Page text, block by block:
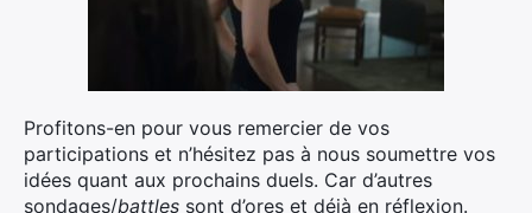
Profitons-en pour vous remercier de vos
participations et n’hésitez pas à nous soumettre vos
idées quant aux prochains duels. Car d’autres
sondages/battles sont d’ores et déjà en réflexion.
Rechercher